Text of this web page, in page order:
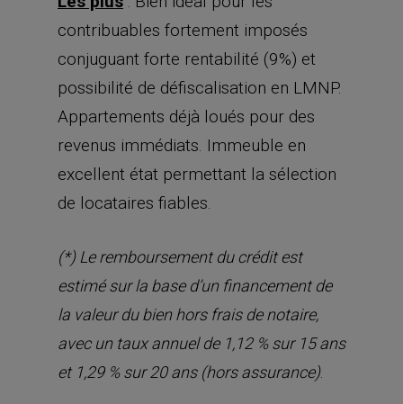
contribuables fortement imposés
conjuguant forte rentabilité (9%) et
possibilité de défiscalisation en LMNP.
Appartements déjà loués pour des
revenus immédiats. Immeuble en
excellent état permettant la sélection
de locataires fiables.
(*) Le remboursement du crédit est
estimé sur la base d’un financement de
la valeur du bien hors frais de notaire,
avec un taux annuel de 1,12 % sur 15 ans
et 1,29 % sur 20 ans (hors assurance).